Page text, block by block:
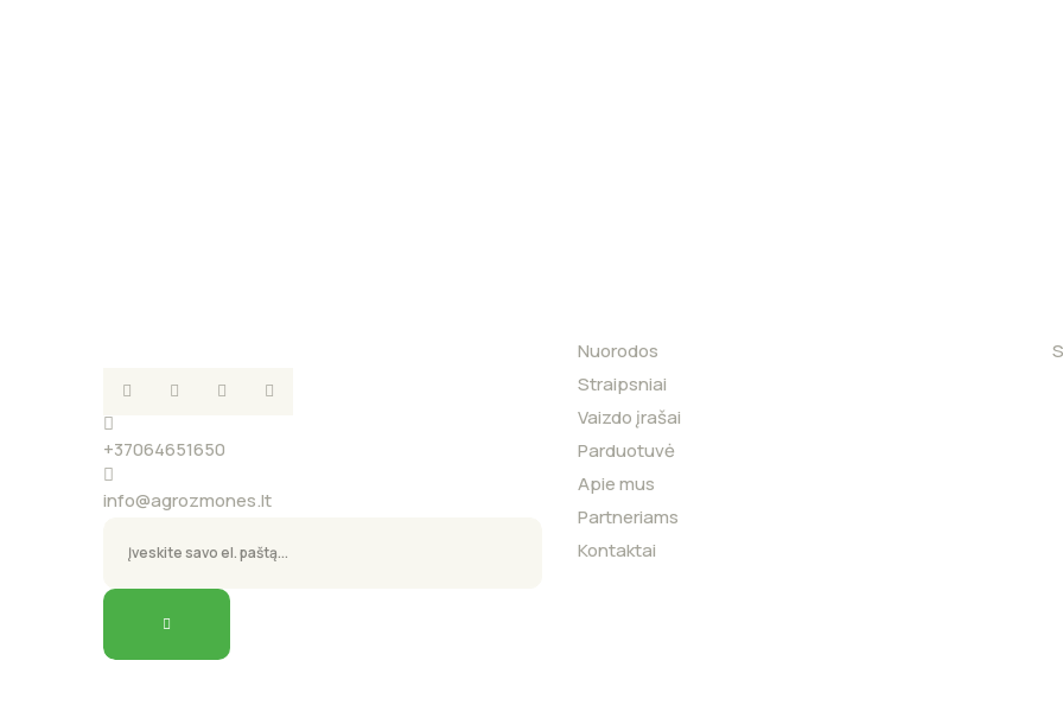
+37064651650
info@agrozmones.lt
Nuorodos
Straipsniai
Vaizdo įrašai
Parduotuvė
Apie mus
Partneriams
Kontaktai